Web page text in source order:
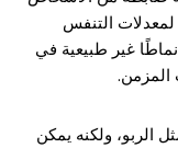
التنفس
غير طبيعية في
المزمن.
الربو، ولكنه يمكن